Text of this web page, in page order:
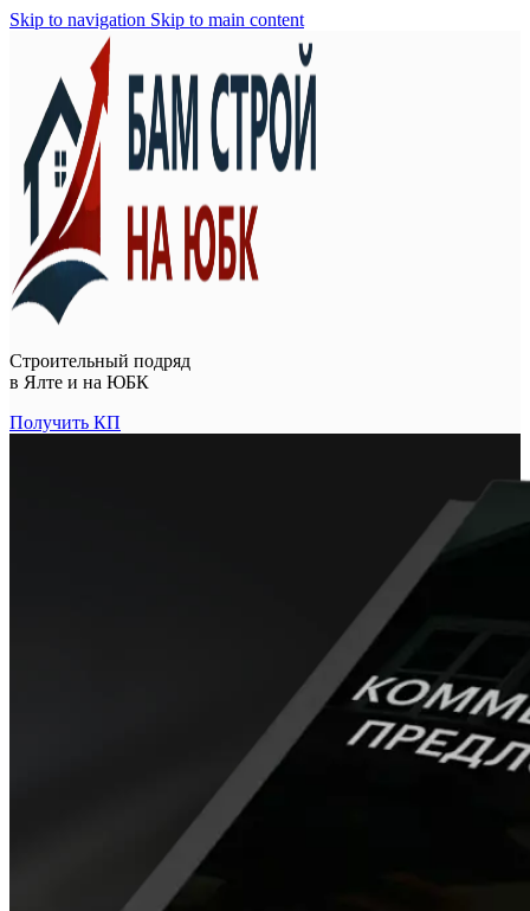
Skip to navigation Skip to main content
Строительный подряд
в Ялте и на ЮБК
Получить КП